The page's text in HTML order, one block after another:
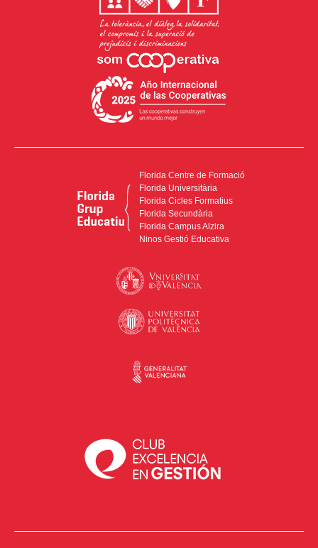
Florida Centre de Formació
Florida Universitària
Florida Cicles Formatius
Florida Secundària
Florida Campus Alzira
Ninos Gestió Educativa